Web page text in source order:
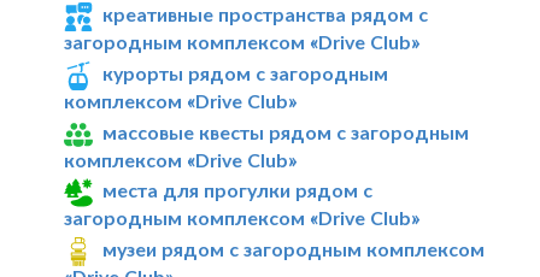
креативные пространства рядом с
загородным комплексом «Drive Club»
курорты рядом с загородным
комплексом «Drive Club»
массовые квесты рядом с загородным
комплексом «Drive Club»
места для прогулки рядом с
загородным комплексом «Drive Club»
музеи рядом с загородным комплексом